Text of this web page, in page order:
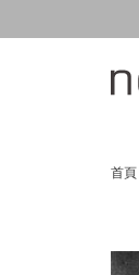
首頁